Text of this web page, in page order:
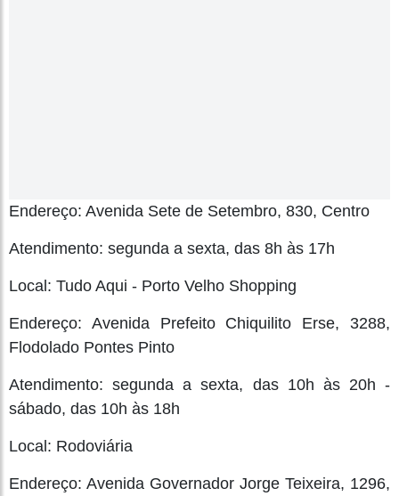
Endereço: Avenida Sete de Setembro, 830, Centro
Atendimento: segunda a sexta, das 8h às 17h
Local: Tudo Aqui - Porto Velho Shopping
Endereço: Avenida Prefeito Chiquilito Erse, 3288,
Flodolado Pontes Pinto
Atendimento: segunda a sexta, das 10h às 20h -
sábado, das 10h às 18h
Local: Rodoviária
Endereço: Avenida Governador Jorge Teixeira, 1296,